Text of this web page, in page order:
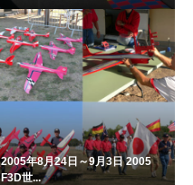
2005年8月24日～9月3日 2005
F3D世...